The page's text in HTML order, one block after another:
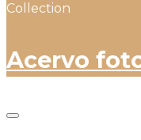
Collection
Acervo